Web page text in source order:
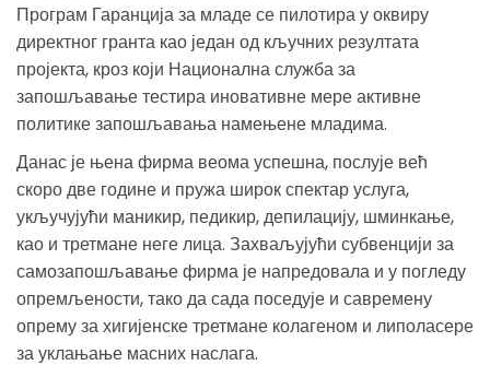
Програм Гаранција за младе се пилотира у оквиру
директног гранта као један од кључних резултата
пројекта, кроз који Национална служба за
запошљавање тестира иновативне мере активне
политике запошљавања намењене младима.
Данас је њена фирма веома успешна, послује већ
скоро две године и пружа широк спектар услуга,
укључујући маникир, педикир, депилацију, шминкање,
као и третмане неге лица. Захваљујући субвенцији за
самозапошљавање фирма је напредовала и у погледу
опремљености, тако да сада поседује и савремену
опрему за хигијенске третмане колагеном и липоласере
за уклањање масних наслага.